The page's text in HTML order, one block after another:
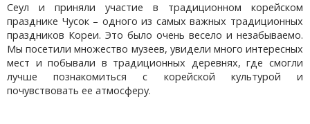
Сеул и приняли участие в традиционном корейском
празднике Чусок – одного из самых важных традиционных
праздников Кореи. Это было очень весело и незабываемо.
Мы посетили множество музеев, увидели много интересных
мест и побывали в традиционных деревнях, где смогли
лучше познакомиться с корейской культурой и
почувствовать ее атмосферу.